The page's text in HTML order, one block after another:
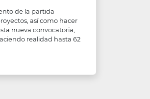
de la partida
así como hacer
nueva convocatoria,
realidad hasta 62